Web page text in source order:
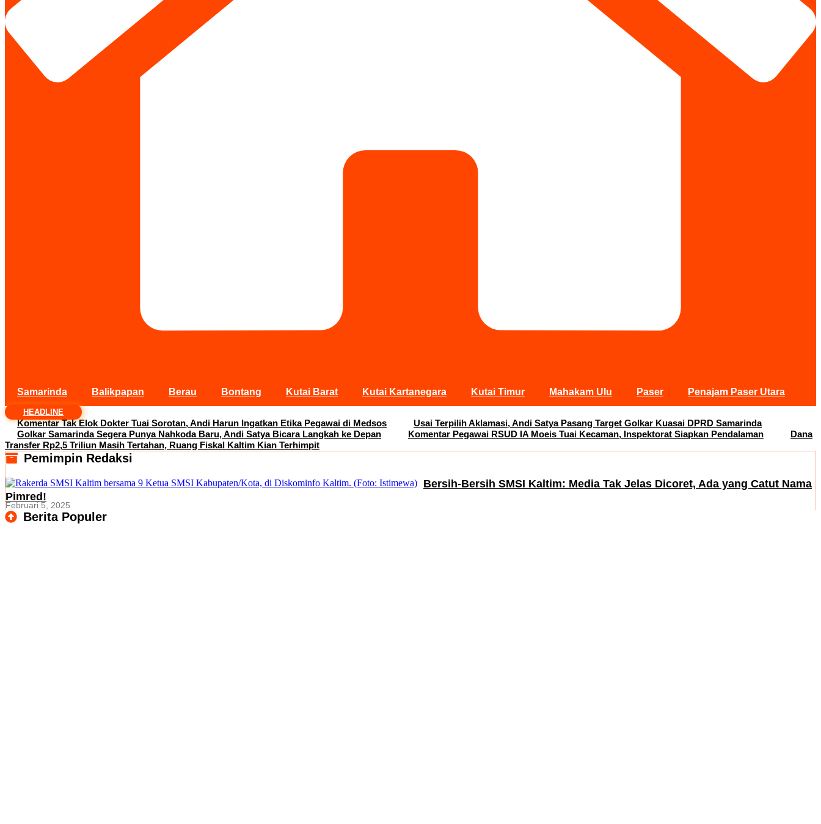
Samarinda Balikpapan Berau Bontang Kutai Barat Kutai Kartanegara Kutai Timur Mahakam Ulu Paser Penajam Paser Utara
HEADLINE
Komentar Tak Elok Dokter Tuai Sorotan, Andi Harun Ingatkan Etika Pegawai di Medsos
Usai Terpilih Aklamasi, Andi Satya Pasang Target Golkar Kuasai DPRD Samarinda
Golkar Samarinda Segera Punya Nahkoda Baru, Andi Satya Bicara Langkah ke Depan
Komentar Pegawai RSUD IA Moeis Tuai Kecaman, Inspektorat Siapkan Pendalaman
Dana
Transfer Rp2,5 Triliun Masih Tertahan, Ruang Fiskal Kaltim Kian Terhimpit
Pemimpin Redaksi
Bersih-Bersih SMSI Kaltim: Media Tak Jelas Dicoret, Ada yang Catut Nama
Pimred!
Februari 5, 2025
Berita Populer